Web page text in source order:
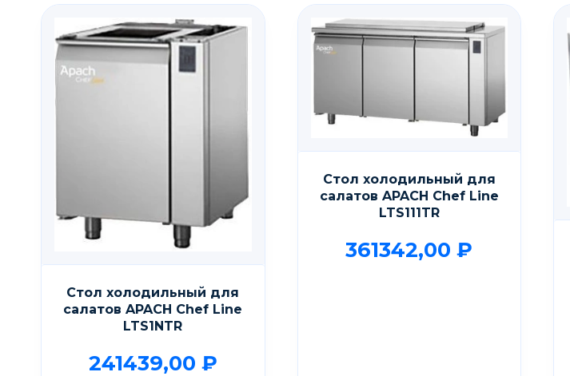
Стол холодильный для
салатов APACH Chef Line
LTS1NTR
241439,00 ₽
Стол холодильный для
салатов APACH Chef Line
LTS111TR
361342,00₽